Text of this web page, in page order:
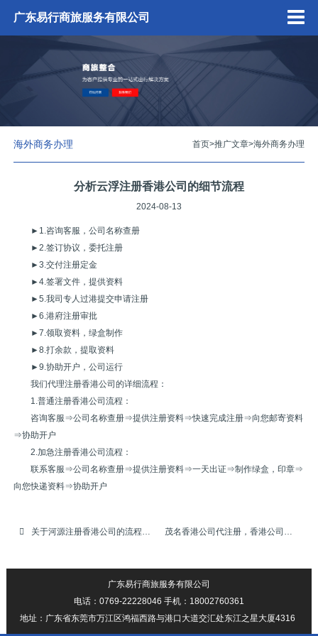
广东易行商旅服务有限公司
海外商务办理 首页>推广文章>海外商务办理
分析云浮注册香港公司的细节流程
2024-08-13
►1.咨询客服，公司名称查册
►2.签订协议，委托注册
►3.交付注册定金
►4.签署文件，提供资料
►5.我司专人过港提交申请注册
►6.港府注册审批
►7.领取资料，绿盒制作
►8.打余款，提取资料
►9.协助开户，公司运行
我们代理注册香港公司的详细流程：
1.普通注册香港公司流程：
咨询客服⇒公司名称查册⇒提供注册资料⇒快速完成注册⇒向您邮寄资料
⇒协助开户
2.加急注册香港公司流程：
联系客服⇒公司名称查册⇒提供注册资料⇒一天出证⇒制作绿盒，印章⇒
向您快递资料⇒协助开户
关于河源注册香港公司的流程介绍 茂名香港公司代注册，香港公司代申请，代办注册香港公司，代申请注册香港公司账户需要多长时间可以办好
广东易行商旅服务有限公司
电话：0769-22228046 手机：18002760361
地址：广东省东莞市万江区鸿福西路与港口大道交汇处东江之星大厦4316